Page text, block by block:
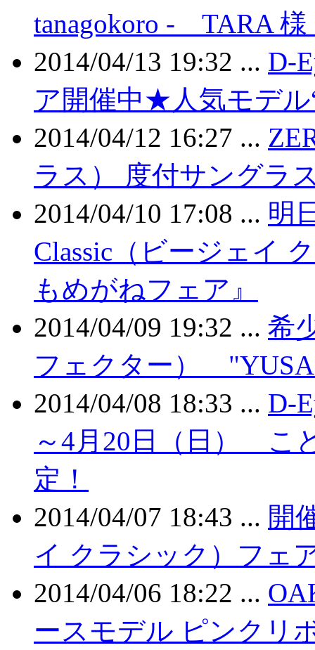
tanagokoro - TARA 様
2014/04/13 19:32 ... D-
ア開催中★人気モデル
2014/04/12 16:27 ...
ラス） 度付サングラ
2014/04/10 17:08 ... 明
Classic（ビージェイ
もめがねフェア』
2014/04/09 19:32 ... 希
フェクター）
2014/04/08 18:33 ... D-
～4月20日（日）
定！
2014/04/07 18:43 ... 開
イ クラシック）フェ
2014/04/06 18:22 ...
ースモデル ピンクリ